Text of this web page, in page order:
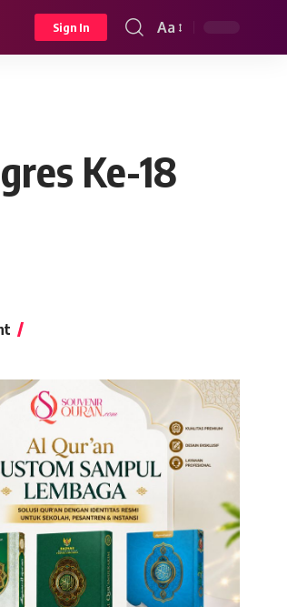
Sign In
Font
Aa
Ke-18